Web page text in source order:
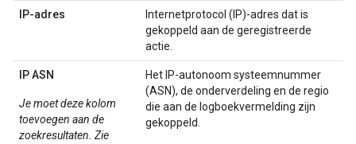
IP-adres
Internetprotocol (IP)-adres dat is
gekoppeld aan de geregistreerde
actie.
IP ASN
Je moet deze kolom
toevoegen aan de
zoekresultaten. Zie
Het IP-autonoom systeemnummer
(ASN), de onderverdeling en de regio
die aan de logboekvermelding zijn
gekoppeld.